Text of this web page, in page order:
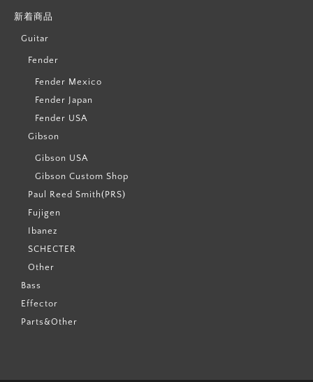
新着商品
Guitar
Fender
Fender Mexico
Fender Japan
Fender USA
Gibson
Gibson USA
Gibson Custom Shop
Paul Reed Smith(PRS)
Fujigen
Ibanez
SCHECTER
Other
Bass
Effector
Parts&Other